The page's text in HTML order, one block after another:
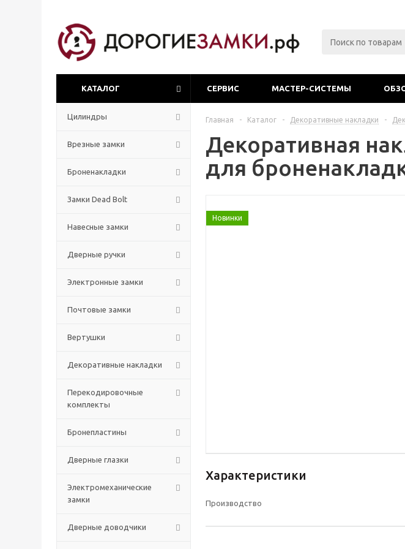
КАТАЛОГ СЕРВИС МАСТЕР-СИСТЕМЫ
Цилиндры
Врезные замки
Броненакладки
Замки Dead Bolt
Навесные замки
Дверные ручки
Электронные замки
Почтовые замки
Вертушки
Декоративные накладки
Перекодировочные
комплекты
Бронепластины
Дверные глазки
Электромеханические
замки
Дверные доводчики
Главная - Каталог - Декоративные накладки -
Декоративная
для
Новинки
Характеристики
Производство